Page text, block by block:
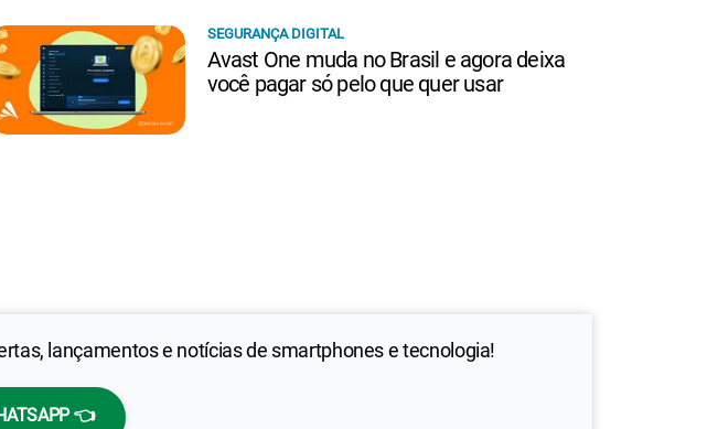
lançamentos e notícias de smartphones e tecnologia!
👈
SEGURANÇA DIGITAL
Avast One muda no Brasil e agora deixa
você pagar só pelo que quer usar